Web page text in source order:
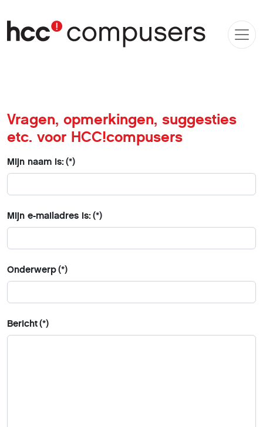
Vragen, opmerkingen, suggesties
etc. voor HCC!compusers
Mijn naam is:(*)
Mijn e-mailadres is:(*)
Onderwerp(*)
Bericht(*)